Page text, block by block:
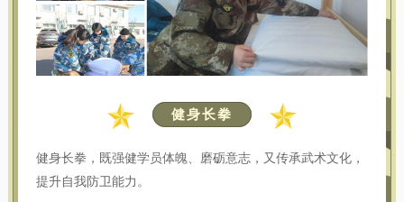
健身长拳
健身长拳，既强健学员体魄、磨砺意志，又传承武术文化，
提升自我防卫能力。